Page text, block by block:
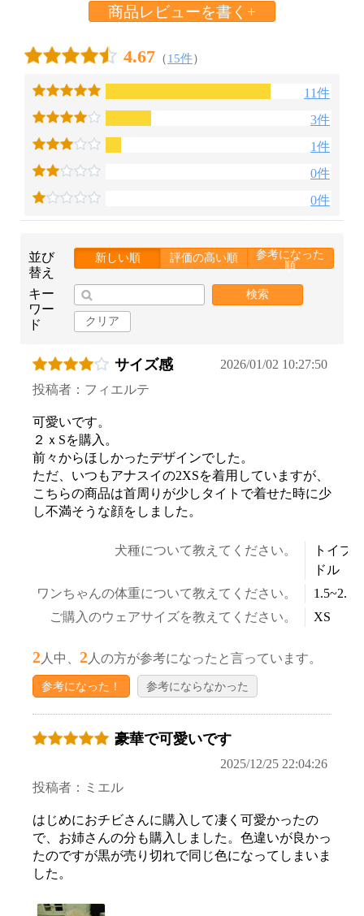
商品レビューを書く+
4.67 （15件）
11件
3件
1件
0件
0件
並び
替え
新しい順 評価の高い順
参考になった
順
キー
ワー
ド
検索
クリア
サイズ感
2026/01/02 10:27:50
投稿者：フィエルテ
可愛いです。
２ｘSを購入。
前々からほしかったデザインでした。
ただ、いつもアナスイの2XSを着用していますが、
こちらの商品は首周りが少しタイトで着せた時に少
し不満そうな顔をしました。
犬種について教えてください。
トイプ
ドル
ワンちゃんの体重について教えてください。
ご購入のウェアサイズを教えてください。
XS
2 人中、 2 人の方が参考になったと言っています。
参考になった！ 参考にならなかった
豪華で可愛いです
2025/12/25 22:04:26
投稿者：ミエル
はじめにおチビさんに購入して凄く可愛かったの
で、お姉さんの分も購入しました。色違いが良かっ
たのですが黒が売り切れで同じ色になってしまいま
した。